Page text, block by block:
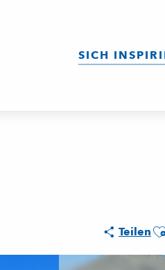
SICH
Teilen